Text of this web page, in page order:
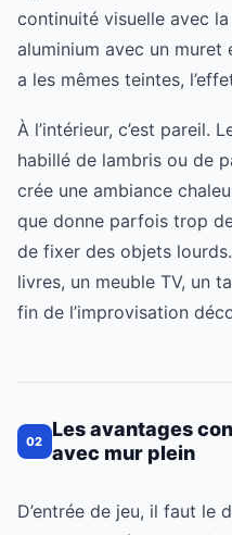
continuité visuelle avec
aluminium avec un muret
a les mêmes teintes,
À l’intérieur, c’est pareil.
habillé de lambris ou de
crée une ambiance
que donne parfois trop
de fixer des objets
livres, un meuble TV, un
fin de l’improvisation
02
Les avantages
avec mur plein
D’entrée de jeu, il faut le